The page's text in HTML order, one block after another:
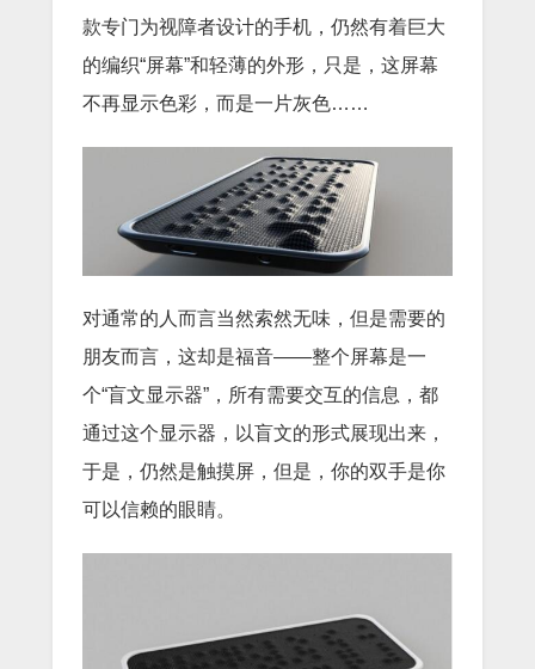
款专门为视障者设计的手机，仍然有着巨大
的编织“屏幕”和轻薄的外形，只是，这屏幕
不再显示色彩，而是一片灰色……
对通常的人而言当然索然无味，但是需要的
朋友而言，这却是福音——整个屏幕是一
个“盲文显示器”，所有需要交互的信息，都
通过这个显示器，以盲文的形式展现出来，
于是，仍然是触摸屏，但是，你的双手是你
可以信赖的眼睛。